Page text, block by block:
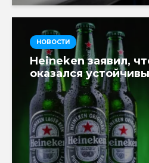
НОВОСТИ
Heineken заявил,
оказался